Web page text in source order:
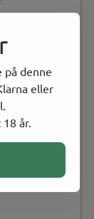
på denne
eller
år.